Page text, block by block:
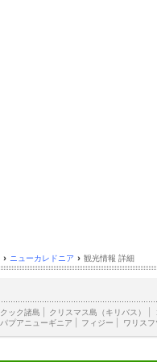
› ニューカレドニア › 観光情報 詳細
クック諸島 クリスマス島（キリバス）
パプアニューギニア フィジー ワリス